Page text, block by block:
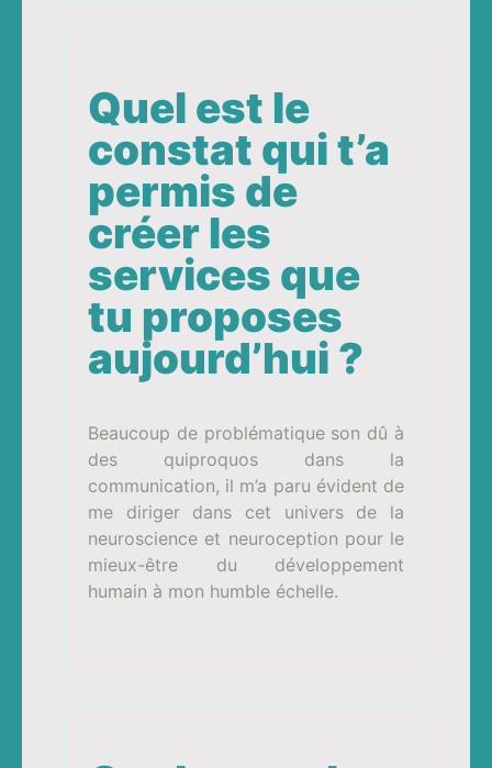
Quel est le
constat qui t’a
permis de
créer les
services que
tu proposes
aujourd’hui ?
Beaucoup de problématique son dû à
des quiproquos dans la
communication, il m’a paru évident de
me diriger dans cet univers de la
neuroscience et neuroception pour le
mieux-être du développement
humain à mon humble échelle.